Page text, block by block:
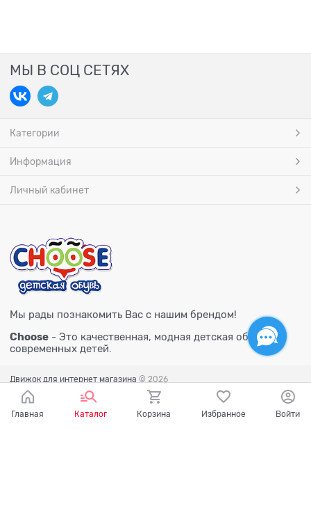
МЫ В СОЦ СЕТЯХ
Категории
Информация
Личный кабинет
Мы рады познакомить Вас с нашим брендом!
Choose - Это качественная, модная детская обувь для
современных детей.
Движок для интернет магазина © 2026
Главная Каталог Корзина Избранное Войти